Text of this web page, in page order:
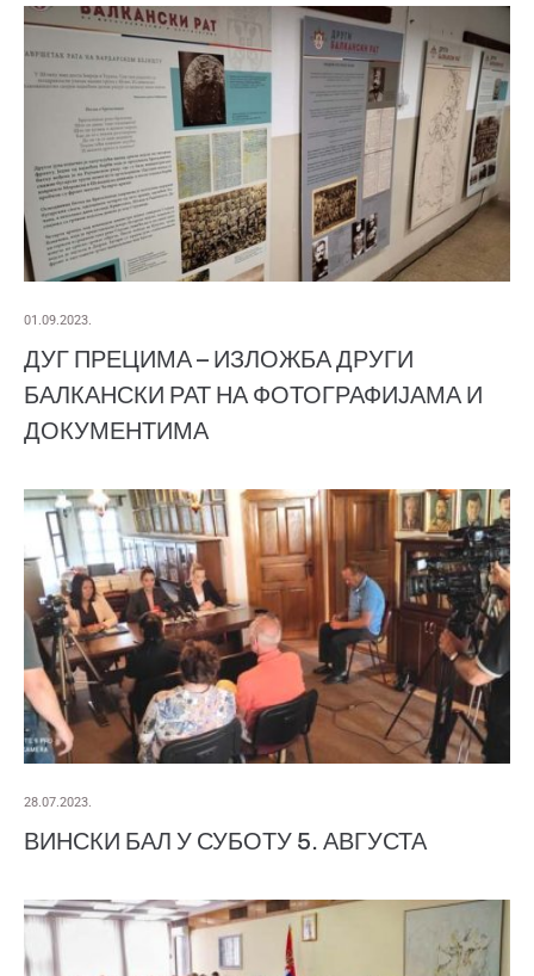
01.09.2023.
ДУГ ПРЕЦИМА – ИЗЛОЖБА ДРУГИ
БАЛКАНСКИ РАТ НА ФОТОГРАФИЈАМА И
ДОКУМЕНТИМА
28.07.2023.
ВИНСКИ БАЛ У СУБОТУ 5. АВГУСТА